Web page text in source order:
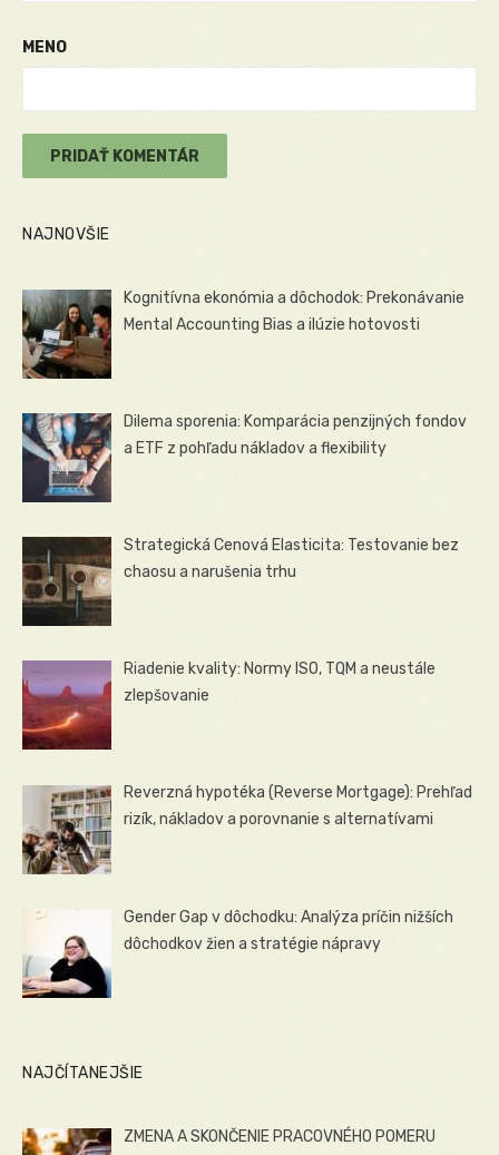
MENO
NAJNOVŠIE
Kognitívna ekonómia a dôchodok: Prekonávanie
Mental Accounting Bias a ilúzie hotovosti
Dilema sporenia: Komparácia penzijných fondov
a ETF z pohľadu nákladov a flexibility
Strategická Cenová Elasticita: Testovanie bez
chaosu a narušenia trhu
Riadenie kvality: Normy ISO, TQM a neustále
zlepšovanie
Reverzná hypotéka (Reverse Mortgage): Prehľad
rizík, nákladov a porovnanie s alternatívami
Gender Gap v dôchodku: Analýza príčin nižších
dôchodkov žien a stratégie nápravy
NAJČÍTANEJŠIE
ZMENA A SKONČENIE PRACOVNÉHO POMERU